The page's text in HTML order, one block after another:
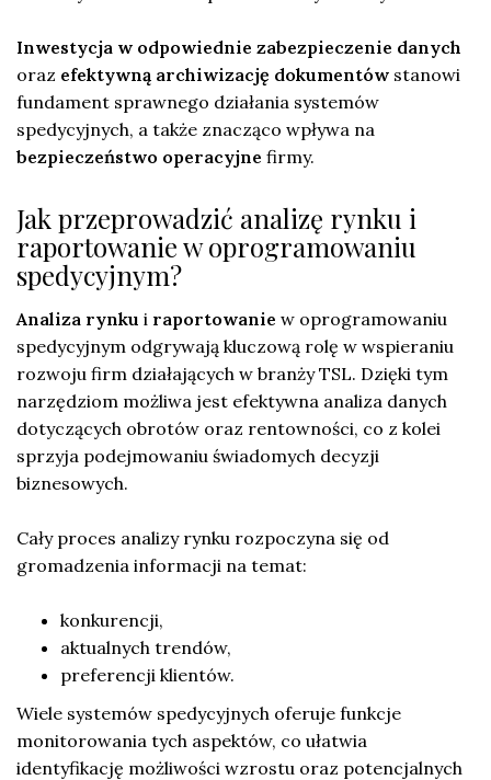
Inwestycja w odpowiednie zabezpieczenie danych
oraz efektywną archiwizację dokumentów stanowi
fundament sprawnego działania systemów
spedycyjnych, a także znacząco wpływa na
bezpieczeństwo operacyjne firmy.
Jak przeprowadzić analizę rynku i
raportowanie w oprogramowaniu
spedycyjnym?
Analiza rynku i raportowanie w oprogramowaniu
spedycyjnym odgrywają kluczową rolę w wspieraniu
rozwoju firm działających w branży TSL. Dzięki tym
narzędziom możliwa jest efektywna analiza danych
dotyczących obrotów oraz rentowności, co z kolei
sprzyja podejmowaniu świadomych decyzji
biznesowych.
Cały proces analizy rynku rozpoczyna się od
gromadzenia informacji na temat:
konkurencji,
aktualnych trendów,
preferencji klientów.
Wiele systemów spedycyjnych oferuje funkcje
monitorowania tych aspektów, co ułatwia
identyfikację możliwości wzrostu oraz potencjalnych